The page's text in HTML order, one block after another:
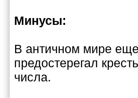
Минусы:
В античном мире еще
предостерегал
числа.